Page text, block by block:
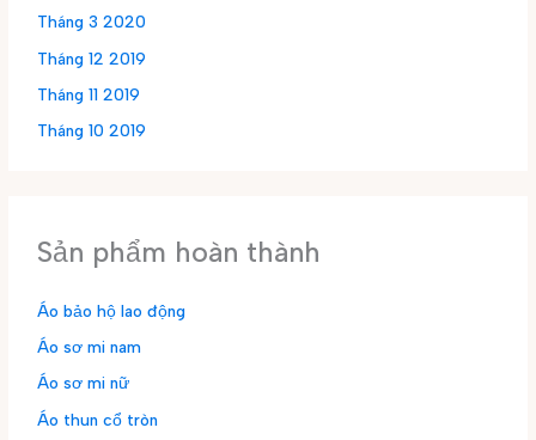
Tháng 3 2020
Tháng 12 2019
Tháng 11 2019
Tháng 10 2019
Sản phẩm hoàn thành
Áo bảo hộ lao động
Áo sơ mi nam
Áo sơ mi nữ
Áo thun cổ tròn